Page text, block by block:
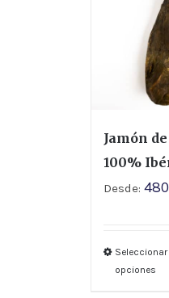
Jamón
100%
Desde:
Seleccionar
opciones